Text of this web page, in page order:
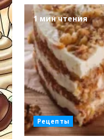
1 мин чтения
Рецепты